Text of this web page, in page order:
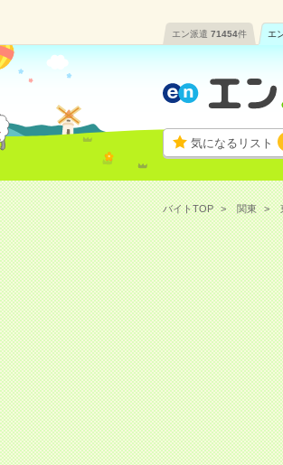
エン派遣 71454件 エ
気になるリスト
バイトTOP 関東